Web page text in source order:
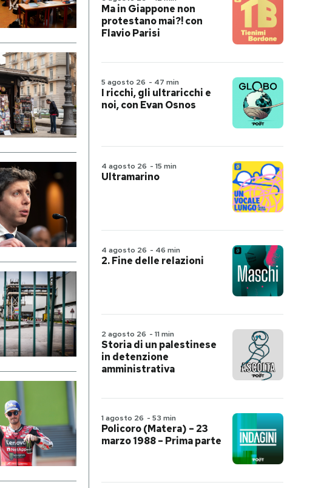
Ma in Giappone non
protestano mai?! con
Flavio Parisi
5 agosto 26 - 47 min
I ricchi, gli ultraricchi e
noi, con Evan Osnos
4 agosto 26 - 15 min
Ultramarino
4 agosto 26 - 46 min
2. Fine delle relazioni
2 agosto 26 - 11 min
Storia di un palestinese
in detenzione
amministrativa
1 agosto 26 - 53 min
Policoro (Matera) – 23
marzo 1988 – Prima parte